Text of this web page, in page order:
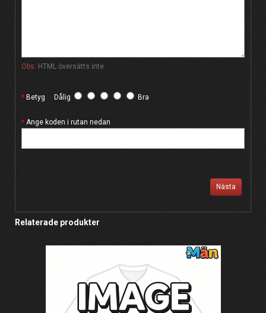
Obs: HTML översätts inte.
Betyg Dålig Bra
Ange koden i rutan nedan
Nästa
Relaterade produkter